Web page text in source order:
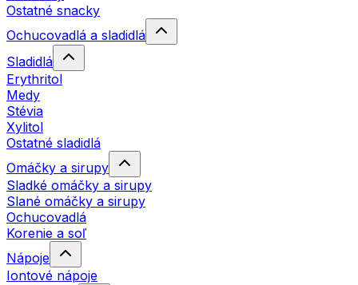
Ostatné snacky
Ochucovadlá a sladidlá
Sladidlá
Erythritol
Medy
Stévia
Xylitol
Ostatné sladidlá
Omáčky a sirupy
Sladké omáčky a sirupy
Slané omáčky a sirupy
Ochucovadlá
Korenie a soľ
Nápoje
Iontové nápoje